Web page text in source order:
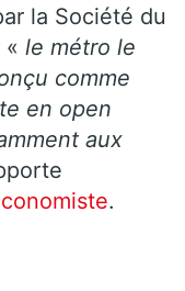
la Société du
le métro le
comme
en open
aux
.